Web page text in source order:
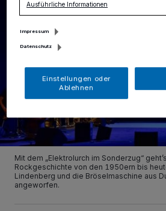
Mit dem „Elektrolurch im Sonderzug“
Rockgeschichte von den 1950ern bis
Lindenberg und die Bröselmaschine aus
angeworfen.
Ausführliche Informationen
Impressum
Datenschutz
Einstellungen oder
Ablehnen